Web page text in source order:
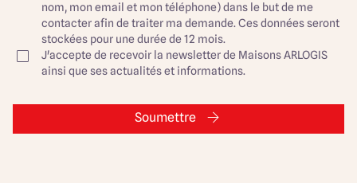
nom, mon email et mon téléphone) dans le but de me
contacter afin de traiter ma demande. Ces données seront
stockées pour une durée de 12 mois.
J'accepte de recevoir la newsletter de Maisons ARLOGIS
ainsi que ses actualités et informations.
Soumettre